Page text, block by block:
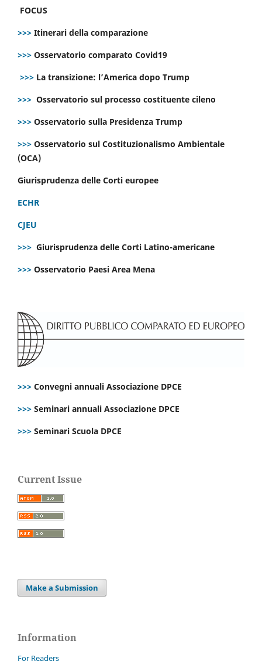
FOCUS
>>> Itinerari della comparazione
>>> Osservatorio comparato Covid19
>>> La transizione: l’America dopo Trump
>>> Osservatorio sul processo costituente cileno
>>> Osservatorio sulla Presidenza Trump
>>> Osservatorio sul Costituzionalismo Ambientale
(OCA)
Giurisprudenza delle Corti europee
ECHR
CJEU
>>> Giurisprudenza delle Corti Latino-americane
>>> Osservatorio Paesi Area Mena
>>> Convegni annuali Associazione DPCE
>>> Seminari annuali Associazione DPCE
>>> Seminari Scuola DPCE
Current Issue
Make a Submission
Information
For Readers